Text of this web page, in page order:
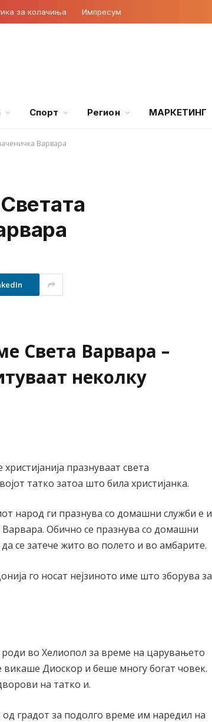
за колачиња Импресум
Спорт Регион МАРКЕТИНГ
Варвара
Света Варвара –
неколку
празнуваат света
татко затоа што била христијанка.
народ ги празнува со домашни служби е и
Обично се празнува со домашни
се затече жито во полето и во амбарите.
го носат нејзиното име што зборува за
во Хелиопол за време на царувањето
Диоскор и беше многу богат човек.
на татко и.
градот за подолго време им наредил на